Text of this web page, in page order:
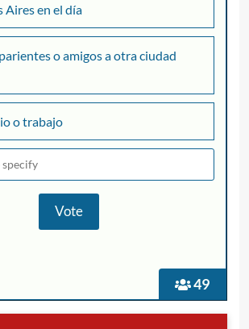
49
Aires en el día
o amigos a otra ciudad
o trabajo